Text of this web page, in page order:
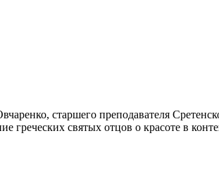
старшего преподавателя
святых отцов о красоте в